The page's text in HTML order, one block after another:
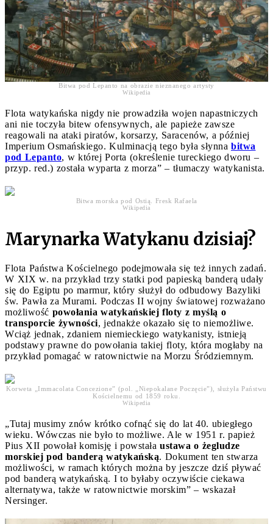
Bitwa pod Lepanto na obrazie nieznanego artysty
Wikipedia
Flota watykańska nigdy nie prowadziła wojen napastniczych
ani nie toczyła bitew ofensywnych, ale papieże zawsze
reagowali na ataki piratów, korsarzy, Saracenów, a później
Imperium Osmańskiego. Kulminacją tego była słynna bitwa
pod Lepanto, w której Porta (określenie tureckiego dworu –
przyp. red.) została wyparta z morza” – tłumaczy watykanista.
Bitwa morska pod Ostią. Fresk Rafaela
Wikipedia
Marynarka Watykanu dzisiaj?
Flota Państwa Kościelnego podejmowała się też innych zadań.
W XIX w. na przykład trzy statki pod papieską banderą udały
się do Egiptu po marmur, który służył do odbudowy Bazyliki
św. Pawła za Murami. Podczas II wojny światowej rozważano
możliwość powołania watykańskiej floty z myślą o
transporcie żywności, jednakże okazało się to niemożliwe.
Wciąż jednak, zdaniem niemieckiego watykanisty, istnieją
podstawy prawne do powołania takiej floty, która mogłaby na
przykład pomagać w ratownictwie na Morzu Śródziemnym.
Korweta „Immacolata Concezione” (pol. „Niepokalane Poczęcie”), służyła Państwu
Kościelnemu od 1859 roku.
Wikipedia
„Tutaj musimy znów krótko cofnąć się do lat 40. ubiegłego
wieku. Wówczas nie było to możliwe. Ale w 1951 r. papież
Pius XII powołał komisję i powstała ustawa o żegludze
morskiej pod banderą watykańską. Dokument ten stwarza
możliwości, w ramach których można by jeszcze dziś pływać
pod banderą watykańską. I to byłaby oczywiście ciekawa
alternatywa, także w ratownictwie morskim” – wskazał
Nersinger.